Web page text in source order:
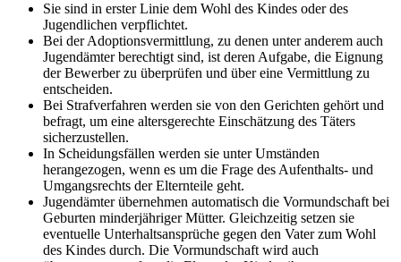
Sie sind in erster Linie dem Wohl des Kindes oder des
Jugendlichen verpflichtet.
Bei der Adoptionsvermittlung, zu denen unter anderem auch
Jugendämter berechtigt sind, ist deren Aufgabe, die Eignung
der Bewerber zu überprüfen und über eine Vermittlung zu
entscheiden.
Bei Strafverfahren werden sie von den Gerichten gehört und
befragt, um eine altersgerechte Einschätzung des Täters
sicherzustellen.
In Scheidungsfällen werden sie unter Umständen
herangezogen, wenn es um die Frage des Aufenthalts- und
Umgangsrechts der Elternteile geht.
Jugendämter übernehmen automatisch die Vormundschaft bei
Geburten minderjähriger Mütter. Gleichzeitig setzen sie
eventuelle Unterhaltsansprüche gegen den Vater zum Wohl
des Kindes durch. Die Vormundschaft wird auch